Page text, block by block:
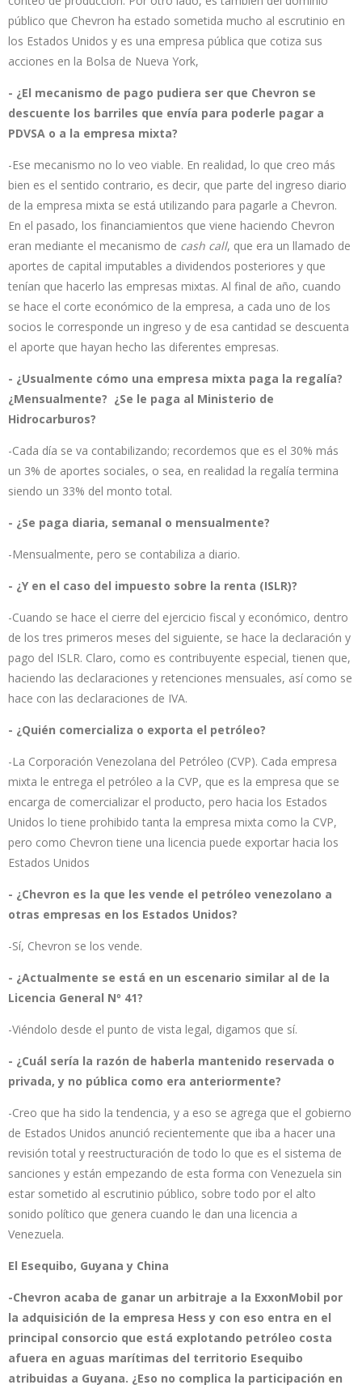
público que Chevron ha estado sometida mucho al escrutinio en
los Estados Unidos y es una empresa pública que cotiza sus
acciones en la Bolsa de Nueva York,
- ¿El mecanismo de pago pudiera ser que Chevron se
descuente los barriles que envía para poderle pagar a
PDVSA o a la empresa mixta?
-Ese mecanismo no lo veo viable. En realidad, lo que creo más
bien es el sentido contrario, es decir, que parte del ingreso diario
de la empresa mixta se está utilizando para pagarle a Chevron.
En el pasado, los financiamientos que viene haciendo Chevron
eran mediante el mecanismo de cash call, que era un llamado de
aportes de capital imputables a dividendos posteriores y que
tenían que hacerlo las empresas mixtas. Al final de año, cuando
se hace el corte económico de la empresa, a cada uno de los
socios le corresponde un ingreso y de esa cantidad se descuenta
el aporte que hayan hecho las diferentes empresas.
- ¿Usualmente cómo una empresa mixta paga la regalía?
¿Mensualmente? ¿Se le paga al Ministerio de
Hidrocarburos?
-Cada día se va contabilizando; recordemos que es el 30% más
un 3% de aportes sociales, o sea, en realidad la regalía termina
siendo un 33% del monto total.
- ¿Se paga diaria, semanal o mensualmente?
-Mensualmente, pero se contabiliza a diario.
- ¿Y en el caso del impuesto sobre la renta (ISLR)?
-Cuando se hace el cierre del ejercicio fiscal y económico, dentro
de los tres primeros meses del siguiente, se hace la declaración y
pago del ISLR. Claro, como es contribuyente especial, tienen que,
haciendo las declaraciones y retenciones mensuales, así como se
hace con las declaraciones de IVA.
- ¿Quién comercializa o exporta el petróleo?
-La Corporación Venezolana del Petróleo (CVP). Cada empresa
mixta le entrega el petróleo a la CVP, que es la empresa que se
encarga de comercializar el producto, pero hacia los Estados
Unidos lo tiene prohibido tanta la empresa mixta como la CVP,
pero como Chevron tiene una licencia puede exportar hacia los
Estados Unidos
- ¿Chevron es la que les vende el petróleo venezolano a
otras empresas en los Estados Unidos?
-Sí, Chevron se los vende.
- ¿Actualmente se está en un escenario similar al de la
Licencia General Nº 41?
-Viéndolo desde el punto de vista legal, digamos que sí.
- ¿Cuál sería la razón de haberla mantenido reservada o
privada, y no pública como era anteriormente?
-Creo que ha sido la tendencia, y a eso se agrega que el gobierno
de Estados Unidos anunció recientemente que iba a hacer una
revisión total y reestructuración de todo lo que es el sistema de
sanciones y están empezando de esta forma con Venezuela sin
estar sometido al escrutinio público, sobre todo por el alto
sonido político que genera cuando le dan una licencia a
Venezuela.
El Esequibo, Guyana y China
-Chevron acaba de ganar un arbitraje a la ExxonMobil por
la adquisición de la empresa Hess y con eso entra en el
principal consorcio que está explotando petróleo costa
afuera en aguas marítimas del territorio Esequibo
atribuidas a Guyana. ¿Eso no complica la participación en